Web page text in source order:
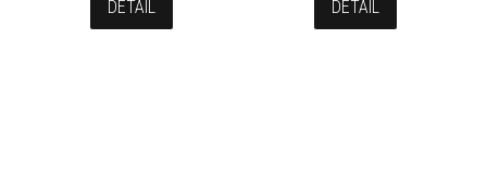
DETAIL DETAIL